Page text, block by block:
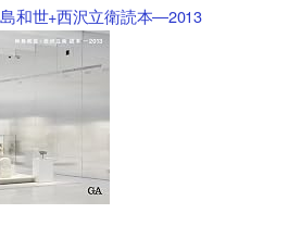
和世+西沢立衛読本―2013